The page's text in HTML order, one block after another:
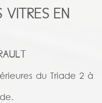
EN
du Triade 2 à